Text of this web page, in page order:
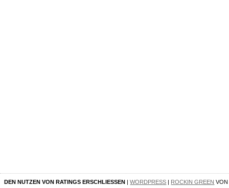
DEN NUTZEN VON RATINGS ERSCHLIESSEN |WORDPRESS | ROCKIN GREEN